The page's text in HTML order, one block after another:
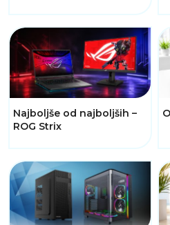
Najboljše od najboljših –
ROG Strix